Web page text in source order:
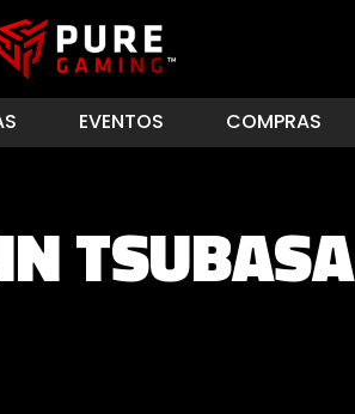
EVENTOS COMPRAS
TSUBASA